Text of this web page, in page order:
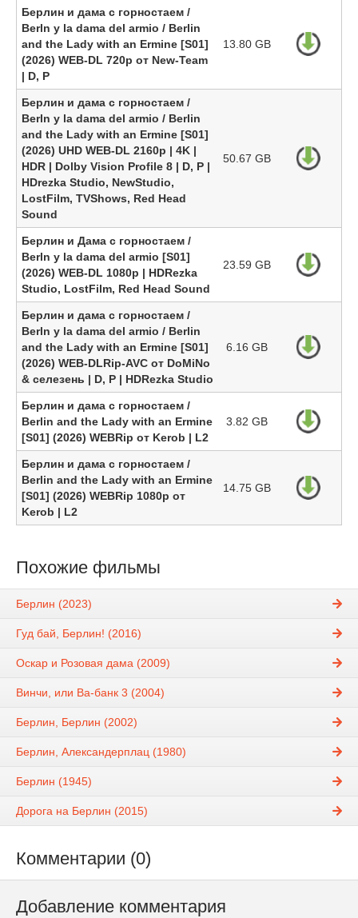
Берлин и дама с горностаем /
Berln y la dama del armio / Berlin
and the Lady with an Ermine [S01]
(2026) WEB-DL 720p от New-Team
| D, P
13.80 GB
Берлин и дама с горностаем /
Berln y la dama del armio / Berlin
and the Lady with an Ermine [S01]
(2026) UHD WEB-DL 2160p | 4K |
HDR | Dolby Vision Profile 8 | D, P |
HDrezka Studio, NewStudio,
LostFilm, TVShows, Red Head
Sound
50.67 GB
Берлин и Дама с горностаем /
Berln y la dama del armio [S01]
(2026) WEB-DL 1080p | HDRezka
Studio, LostFilm, Red Head Sound
23.59 GB
Берлин и дама с горностаем /
Berln y la dama del armio / Berlin
and the Lady with an Ermine [S01]
(2026) WEB-DLRip-AVC от DoMiNo
& селезень | D, P | HDRezka Studio
6.16 GB
Берлин и дама с горностаем /
Berlin and the Lady with an Ermine
[S01] (2026) WEBRip от Kerob | L2
3.82 GB
Берлин и дама с горностаем /
Berlin and the Lady with an Ermine
[S01] (2026) WEBRip 1080p от
Kerob | L2
14.75 GB
Похожие фильмы
Берлин (2023)
Гуд бай, Берлин! (2016)
Оскар и Розовая дама (2009)
Винчи, или Ва-банк 3 (2004)
Берлин, Берлин (2002)
Берлин, Александерплац (1980)
Берлин (1945)
Дорога на Берлин (2015)
Комментарии (0)
Добавление комментария